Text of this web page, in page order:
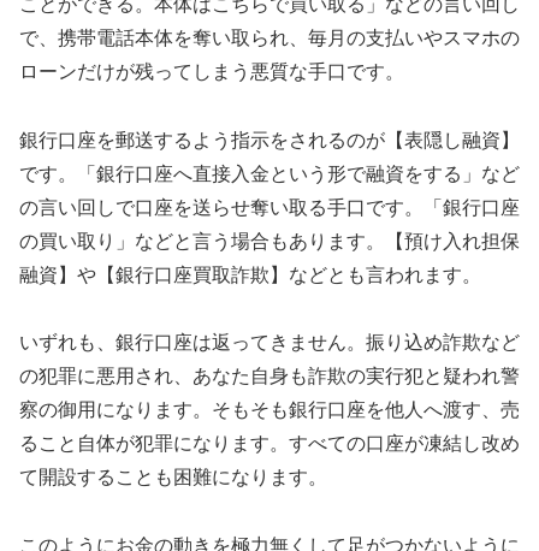
で、携帯電話本体を奪い取られ、毎月の支払いやスマホの
ローンだけが残ってしまう悪質な手口です。
銀行口座を郵送するよう指示をされるのが【表隠し融資】
です。「銀行口座へ直接入金という形で融資をする」など
の言い回しで口座を送らせ奪い取る手口です。「銀行口座
の買い取り」などと言う場合もあります。【預け入れ担保
融資】や【銀行口座買取詐欺】などとも言われます。
いずれも、銀行口座は返ってきません。振り込め詐欺など
の犯罪に悪用され、あなた自身も詐欺の実行犯と疑われ警
察の御用になります。そもそも銀行口座を他人へ渡す、売
ること自体が犯罪になります。すべての口座が凍結し改め
て開設することも困難になります。
このようにお金の動きを極力無くして足がつかないように